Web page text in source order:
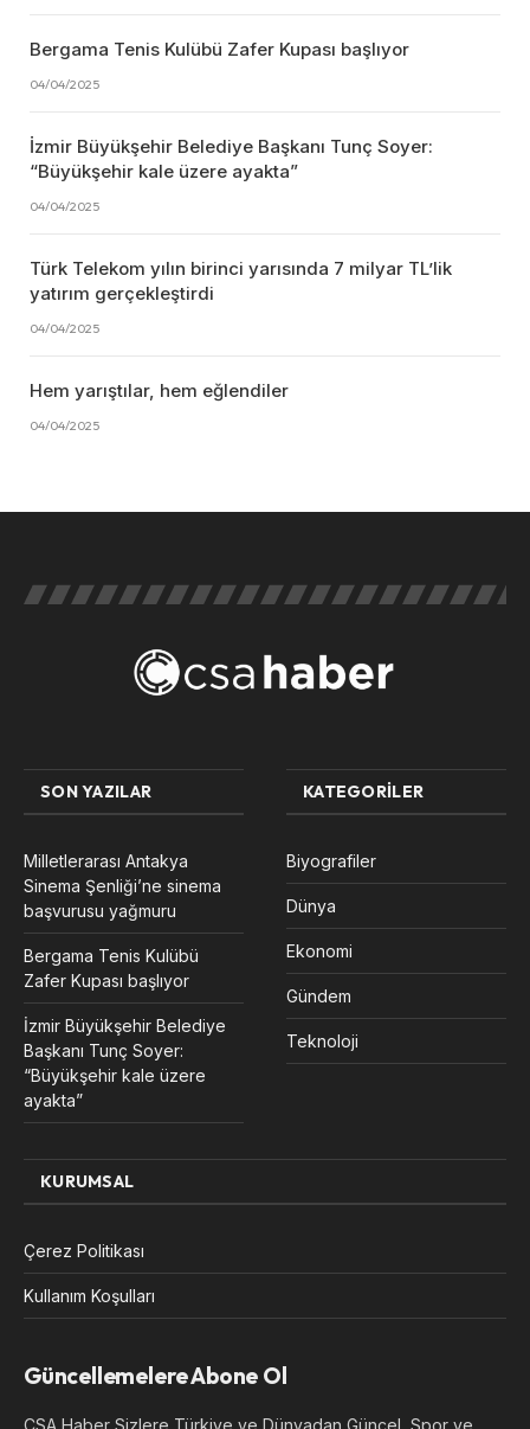
Bergama Tenis Kulübü Zafer Kupası başlıyor
04/04/2025
İzmir Büyükşehir Belediye Başkanı Tunç Soyer:
“Büyükşehir kale üzere ayakta”
04/04/2025
Türk Telekom yılın birinci yarısında 7 milyar TL’lik
yatırım gerçekleştirdi
04/04/2025
Hem yarıştılar, hem eğlendiler
04/04/2025
SON YAZILAR
Milletlerarası Antakya
Sinema Şenliği’ne sinema
başvurusu yağmuru
Bergama Tenis Kulübü
Zafer Kupası başlıyor
İzmir Büyükşehir Belediye
Başkanı Tunç Soyer:
“Büyükşehir kale üzere
ayakta”
KATEGORILER
Biyografiler
Dünya
Ekonomi
Gündem
Teknoloji
KURUMSAL
Çerez Politikası
Kullanım Koşulları
Güncellemelere Abone Ol
CSA Haber Sizlere Türkiye ve Dünyadan Güncel, Spor ve